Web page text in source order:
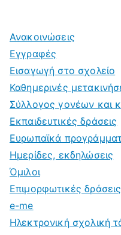
Ανακοινώσεις
Εγγραφές
Εισαγωγή στο σχολείο
Καθημερινές
Σύλλογος γονέων και
Εκπαιδευτικές δράσεις
Ευρωπαϊκά
Ημερίδες, εκδηλώσεις
Όμιλοι
Επιμορφωτικές δράσεις
e-me
Ηλεκτρονική σχολική